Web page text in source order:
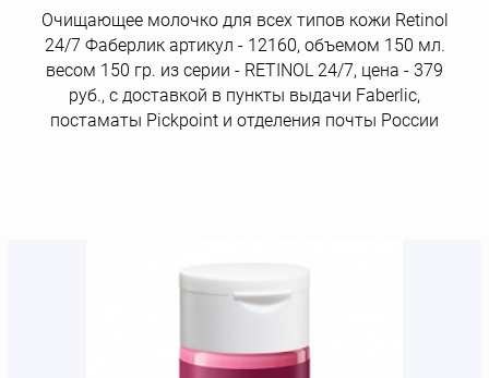
Очищающее молочко для всех типов кожи Retinol
24/7 Фаберлик артикул - 12160, объемом 150 мл.
весом 150 гр. из серии - RETINOL 24/7, цена - 379
руб., с доставкой в пункты выдачи Faberlic,
постаматы Рickpoint и отделения почты России